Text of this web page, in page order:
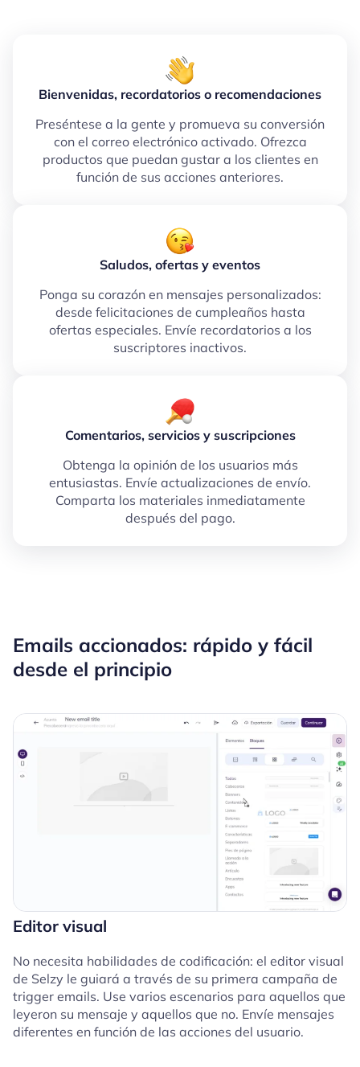
Bienvenidas, recordatorios o recomendaciones
Preséntese a la gente y promueva su conversión
con el correo electrónico activado. Ofrezca
productos que puedan gustar a los clientes en
función de sus acciones anteriores.
Saludos, ofertas y eventos
Ponga su corazón en mensajes personalizados:
desde felicitaciones de cumpleaños hasta
ofertas especiales. Envíe recordatorios a los
suscriptores inactivos.
Comentarios, servicios y suscripciones
Obtenga la opinión de los usuarios más
entusiastas. Envíe actualizaciones de envío.
Comparta los materiales inmediatamente
después del pago.
Emails accionados: rápido y fácil
desde el principio
Editor visual
No necesita habilidades de codificación: el editor visual
de Selzy le guiará a través de su primera campaña de
trigger emails. Use varios escenarios para aquellos que
leyeron su mensaje y aquellos que no. Envíe mensajes
diferentes en función de las acciones del usuario.